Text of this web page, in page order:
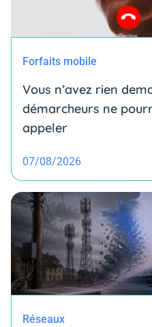
Forfaits mobile
Vous n’avez rien
démarcheurs ne
appeler
07/08/2026
Réseaux